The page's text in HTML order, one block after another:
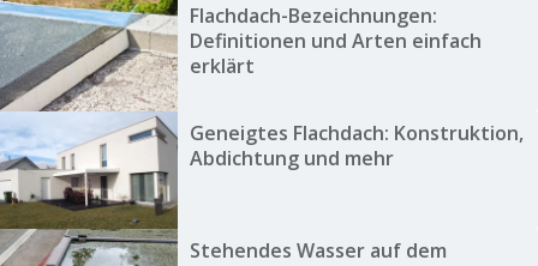
Flachdach-Bezeichnungen:
Definitionen und Arten einfach
erklärt
Geneigtes Flachdach: Konstruktion,
Abdichtung und mehr
Stehendes Wasser auf dem